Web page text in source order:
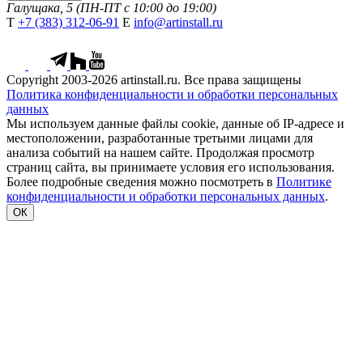
Галущака, 5 (ПН-ПТ с 10:00 до 19:00)
Т +7 (383) 312-06-91 Е info@artinstall.ru
Copyright 2003-2026 artinstall.ru. Все права защищены
Политика конфиденциальности и обработки персональных
данных
Мы используем данные файлы cookie, данные об IP-адресе и
местоположении, разработанные третьими лицами для
анализа событий на нашем сайте. Продолжая просмотр
страниц сайта, вы принимаете условия его использования.
Более подробные сведения можно посмотреть в Политике
конфиденциальности и обработки персональных данных.
ОК